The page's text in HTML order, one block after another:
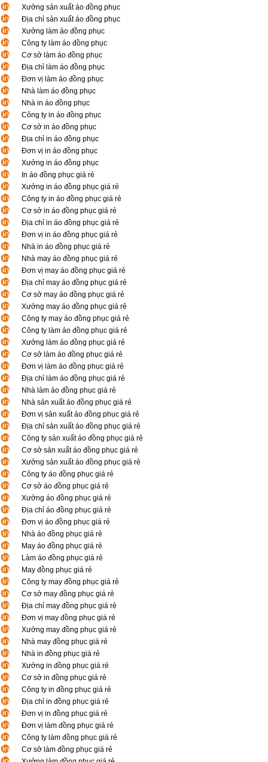
Xưởng sản xuất áo đồng phục
Địa chỉ sản xuất áo đồng phục
Xưởng làm áo đồng phục
Công ty làm áo đồng phục
Cơ sở làm áo đồng phục
Địa chỉ làm áo đồng phục
Đơn vị làm áo đồng phục
Nhà làm áo đồng phục
Nhà in áo đồng phục
Công ty in áo đồng phục
Cơ sở in áo đồng phục
Địa chỉ in áo đồng phục
Đơn vị in áo đồng phục
Xưởng in áo đồng phục
In áo đồng phục giá rẻ
Xưởng in áo đồng phục giá rẻ
Công ty in áo đồng phục giá rẻ
Cơ sở in áo đồng phục giá rẻ
Địa chỉ in áo đồng phục giá rẻ
Đơn vị in áo đồng phục giá rẻ
Nhà in áo đồng phục giá rẻ
Nhà may áo đồng phục giá rẻ
Đơn vị may áo đồng phục giá rẻ
Địa chỉ may áo đồng phục giá rẻ
Cơ sở may áo đồng phục giá rẻ
Xưởng may áo đồng phục giá rẻ
Công ty may áo đồng phục giá rẻ
Công ty làm áo đồng phục giá rẻ
Xưởng làm áo đồng phục giá rẻ
Cơ sở làm áo đồng phục giá rẻ
Đơn vị làm áo đồng phục giá rẻ
Địa chỉ làm áo đồng phục giá rẻ
Nhà làm áo đồng phục giá rẻ
Nhà sản xuất áo đồng phục giá rẻ
Đơn vị sản xuất áo đồng phục giá rẻ
Địa chỉ sản xuất áo đồng phục giá rẻ
Công ty sản xuất áo đồng phục giá rẻ
Cơ sở sản xuất áo đồng phục giá rẻ
Xưởng sản xuất áo đồng phục giá rẻ
Công ty áo đồng phục giá rẻ
Cơ sở áo đồng phục giá rẻ
Xưởng áo đồng phục giá rẻ
Địa chỉ áo đồng phục giá rẻ
Đơn vị áo đồng phục giá rẻ
Nhà áo đồng phục giá rẻ
May áo đồng phục giá rẻ
Làm áo đồng phục giá rẻ
May đồng phục giá rẻ
Công ty may đồng phục giá rẻ
Cơ sở may đồng phục giá rẻ
Địa chỉ may đồng phục giá rẻ
Đơn vị may đồng phục giá rẻ
Xưởng may đồng phục giá rẻ
Nhà may đồng phục giá rẻ
Nhà in đồng phục giá rẻ
Xưởng in đồng phục giá rẻ
Cơ sở in đồng phục giá rẻ
Công ty in đồng phục giá rẻ
Địa chỉ in đồng phục giá rẻ
Đơn vị in đồng phục giá rẻ
Đơn vị làm đồng phục giá rẻ
Công ty làm đồng phục giá rẻ
Cơ sở làm đồng phục giá rẻ